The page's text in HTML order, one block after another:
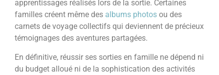
apprentissages réalisés lors de la sortie. Certaines
familles créent même des albums photos ou des
carnets de voyage collectifs qui deviennent de précieux
témoignages des aventures partagées.
En définitive, réussir ses sorties en famille ne dépend ni
du budget alloué ni de la sophistication des activités